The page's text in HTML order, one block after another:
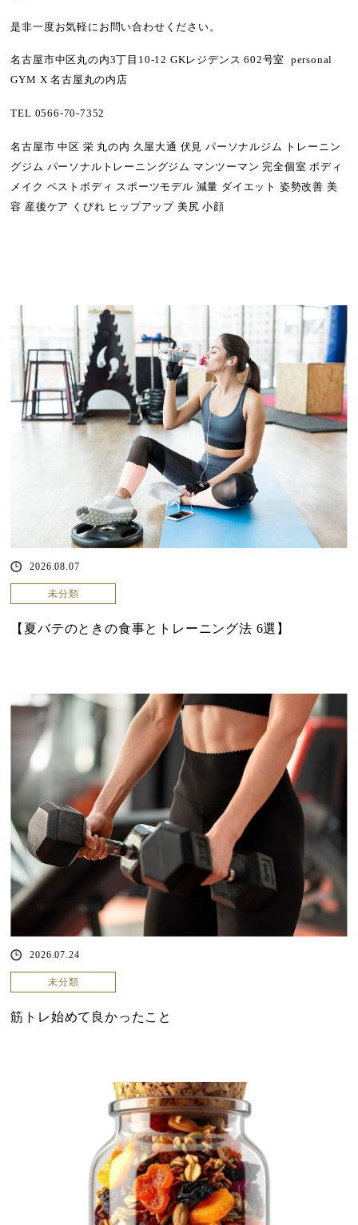
是非一度お気軽にお問い合わせください。
名古屋市中区丸の内3丁目10-12 GKレジデンス 602号室 personal
GYM X 名古屋丸の内店
TEL 0566-70-7352
名古屋市 中区 栄 丸の内 久屋大通 伏見 パーソナルジム トレーニン
グジム パーソナルトレーニングジム マンツーマン 完全個室 ボディ
メイク ベストボディ スポーツモデル 減量 ダイエット 姿勢改善 美
容 産後ケア くびれ ヒップアップ 美尻 小顔
2026.08.07
未分類
【夏バテのときの食事とトレーニング法 6選】
2026.07.24
未分類
筋トレ始めて良かったこと